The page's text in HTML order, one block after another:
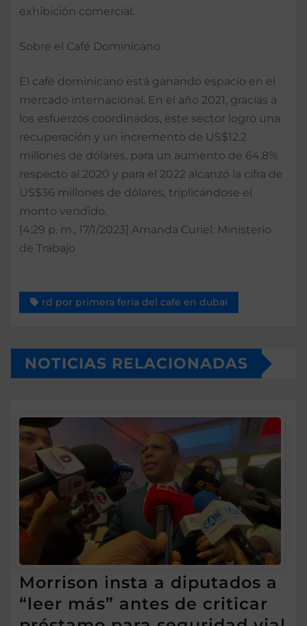
exhibición comercial.
Sobre el Café Dominicano
El café dominicano está ganando espacio en el
mercado internacional. En el año 2021, gracias a
los esfuerzos coordinados, este sector logró una
recuperación y un incremento de US$12.2
millones de dólares, para un aumento de 64.8%
respecto al 2020 y para el 2022 alcanzó la cifra de
US$36 millones de dólares, triplicándose el
monto vendido.
[4:29 p. m., 17/1/2023] Amanda Curiel: Ministerio
de Trabajo
rd por primera feria del cafe en dubai
NOTICIAS RELACIONADAS
Morrison insta a diputados a
“leer más” antes de criticar